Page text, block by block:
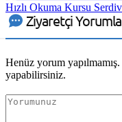
Hızlı Okuma Kursu
Ziyaretçi
Henüz yorum
yapabilirsiniz.